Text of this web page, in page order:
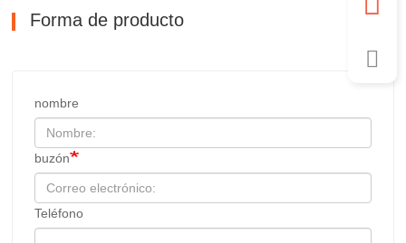
Forma de producto
nombre
buzón
Teléfono